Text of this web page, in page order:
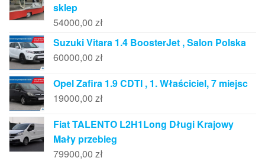
sklep
54000,00 zł
Suzuki Vitara 1.4 BoosterJet , Salon Polska
60000,00 zł
Opel Zafira 1.9 CDTI , 1. Właściciel, 7 miejsc
19000,00 zł
Fiat TALENTO L2H1Long Długi Krajowy
Mały przebieg
79900,00 zł